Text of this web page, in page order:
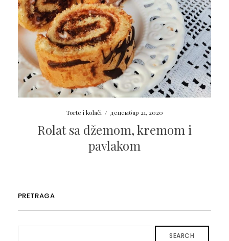
Torte i kolači / децембар 21, 2020
Rolat sa džemom, kremom i
pavlakom
PRETRAGA
SEARCH